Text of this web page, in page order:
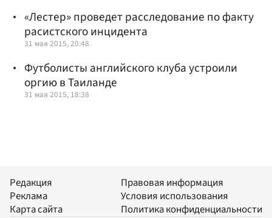
«Лестер» проведет расследование по факту
расистского инцидента
31 мая 2015, 20:48
Футболисты английского клуба устроили
оргию в Таиланде
31 мая 2015, 18:38
Редакция
Реклама
Карта сайта
Правовая информация
Условия использования
Политика конфиденциальности